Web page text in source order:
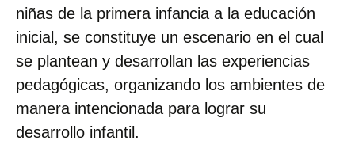
niñas de la primera infancia a la educación
inicial, se constituye un escenario en el cual
se plantean y desarrollan las experiencias
pedagógicas, organizando los ambientes de
manera intencionada para lograr su
desarrollo infantil.